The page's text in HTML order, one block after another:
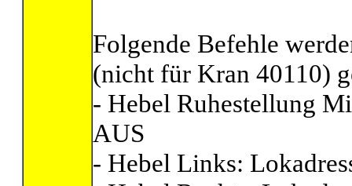
Folgende Befehle
(nicht für Kran 40110)
- Hebel Ruhestellung
AUS
- Hebel Links: